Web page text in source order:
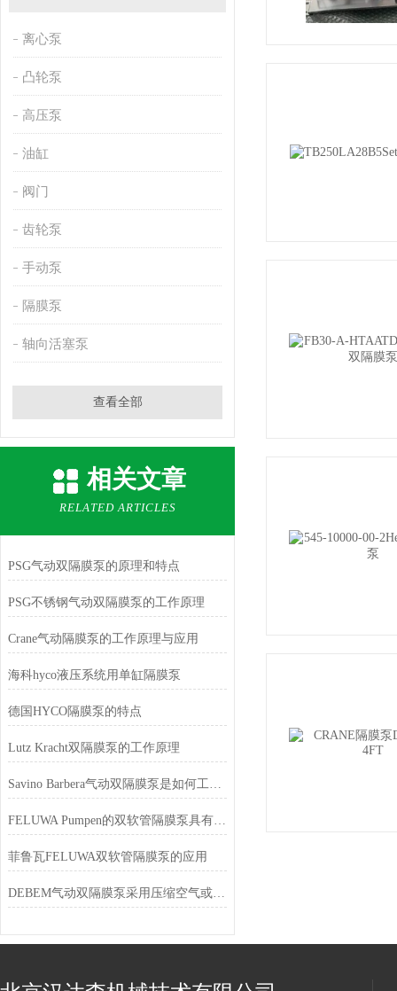
离心泵
凸轮泵
高压泵
油缸
阀门
齿轮泵
手动泵
隔膜泵
轴向活塞泵
查看全部
相关文章
RELATED ARTICLES
PSG气动双隔膜泵的原理和特点
PSG不锈钢气动双隔膜泵的工作原理
Crane气动隔膜泵的工作原理与应用
海科hyco液压系统用单缸隔膜泵
德国HYCO隔膜泵的特点
Lutz Kracht双隔膜泵的工作原理
Savino Barbera气动双隔膜泵是如何工作的
FELUWA Pumpen的双软管隔膜泵具有以下特点
菲鲁瓦FELUWA双软管隔膜泵的应用
DEBEM气动双隔膜泵采用压缩空气或天然气作为动力